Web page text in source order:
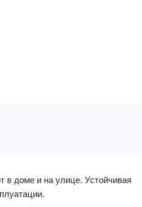
доме и на улице. Устойчивая